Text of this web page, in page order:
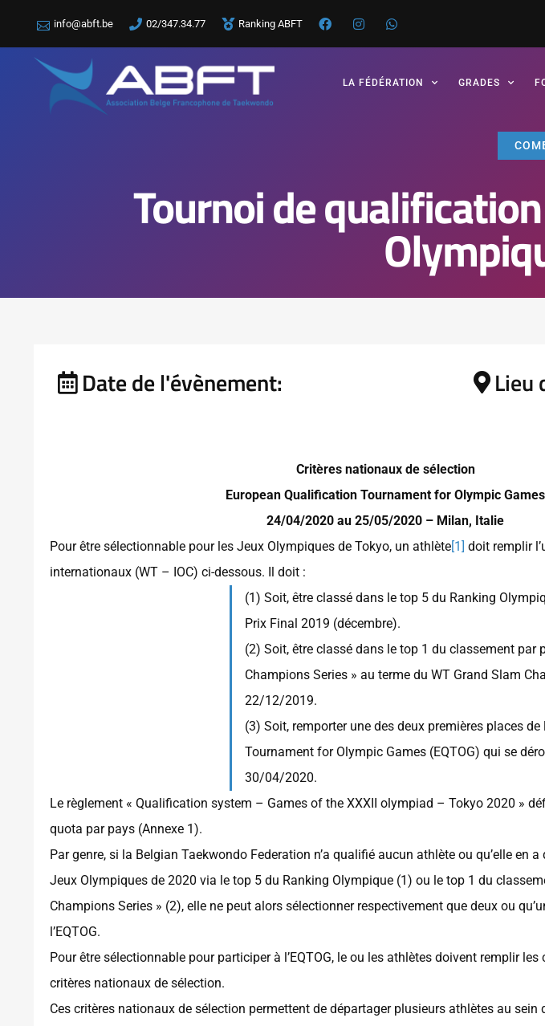
info@abft.be 02/347.34.77 Ranking ABFT
LA FÉDÉRATION GRADES
Tournoi de
Date de l'évènement: Lieu
Critères nationaux de sélection
European Qualification Tournament for Olympic Games
24/04/2020 au 25/05/2020 – Milan, Italie
Pour être sélectionnable pour les Jeux Olympiques de Tokyo, un athlète[1] doit remplir
internationaux (WT – IOC) ci-dessous. Il doit :
(1) Soit, être classé dans le top 5 du Ranking
Prix Final 2019 (décembre).
(2) Soit, être classé dans le top 1 du classement par
Champions Series » au terme du WT Grand Slam
22/12/2019.
(3) Soit, remporter une des deux premières places de
Tournament for Olympic Games (EQTOG) qui se
30/04/2020.
Le règlement « Qualification system – Games of the XXXII olympiad – Tokyo 2020 »
quota par pays (Annexe 1).
Par genre, si la Belgian Taekwondo Federation n’a qualifié aucun athlète ou qu’elle en
Jeux Olympiques de 2020 via le top 5 du Ranking Olympique (1) ou le top 1 du
Champions Series » (2), elle ne peut alors sélectionner respectivement que deux ou
l’EQTOG.
Pour être sélectionnable pour participer à l’EQTOG, le ou les athlètes doivent remplir les
critères nationaux de sélection.
Ces critères nationaux de sélection permettent de départager plusieurs athlètes au sein